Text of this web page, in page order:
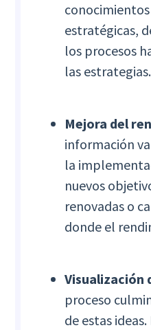
estratégicas,
los procesos
las estrategias.
Mejora del
información
la
nuevos
renovadas o
donde el
Visualización
proceso
de estas